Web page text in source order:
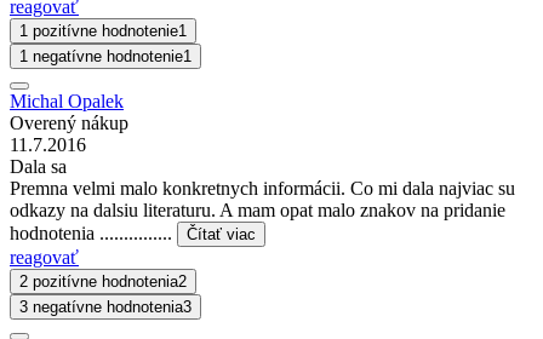
reagovať
1 pozitívne hodnotenie1
1 negatívne hodnotenie1
Michal Opalek
Overený nákup
11.7.2016
Dala sa
Premna velmi malo konkretnych informácii. Co mi dala najviac su
odkazy na dalsiu literaturu. A mam opat malo znakov na pridanie
hodnotenia ...............
Čítať viac
reagovať
2 pozitívne hodnotenia2
3 negatívne hodnotenia3